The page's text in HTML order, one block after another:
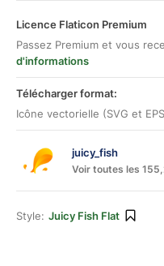
Licence Flaticon Premium
Passez Premium et vous
d'informations
Télécharger format:
Icône vectorielle (SVG et
juicy_fish
Voir toutes les
Style: Juicy Fish Flat